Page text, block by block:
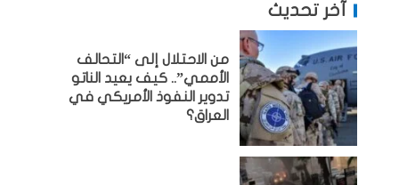
آخر تحديث
من الاحتلال إلى “التحالف
الأممي”.. كيف يعيد الناتو
تدوير النفوذ الأمريكي في
العراق؟